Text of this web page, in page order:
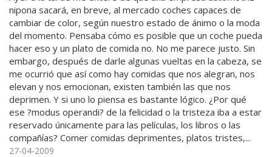
nipona sacará, en breve, al mercado coches capaces de
cambiar de color, según nuestro estado de ánimo o la moda
del momento. Pensaba cómo es posible que un coche pueda
hacer eso y un plato de comida no. No me parece justo. Sin
embargo, después de darle algunas vueltas en la cabeza, se
me ocurrió que así como hay comidas que nos alegran, nos
elevan y nos emocionan, existen también las que nos
deprimen. Y si uno lo piensa es bastante lógico. ¿Por qué
ese ?modus operandi? de la felicidad o la tristeza iba a estar
reservado únicamente para las películas, los libros o las
compañías? Comer comidas deprimentes, platos tristes,...
27-04-2009